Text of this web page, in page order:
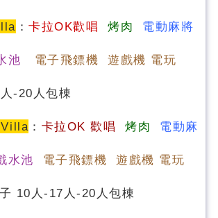
：卡拉OK歡唱 烤肉 電動麻將
池 電子飛鏢機 遊戲機 電玩
-20人包棟
Villa ： 卡拉OK 歡唱 烤肉 電動麻
水池 電子飛鏢機 遊戲機 電玩
10人-17人-20人包棟